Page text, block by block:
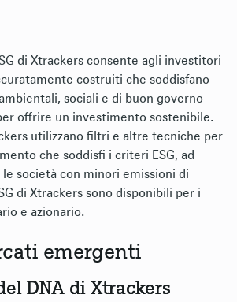
di Xtrackers consente agli investitori
costruiti che soddisfano
sociali e di buon governo
offrire un investimento sostenibile.
utilizzano filtri e altre tecniche per
che soddisfi i criteri ESG, ad
società con minori emissioni di
di Xtrackers sono disponibili per i
e azionario.
emergenti
DNA di Xtrackers